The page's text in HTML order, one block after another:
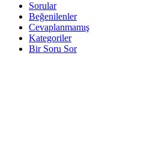
Sorular
Beğenilenler
Cevaplanmamış
Kategoriler
Bir Soru Sor